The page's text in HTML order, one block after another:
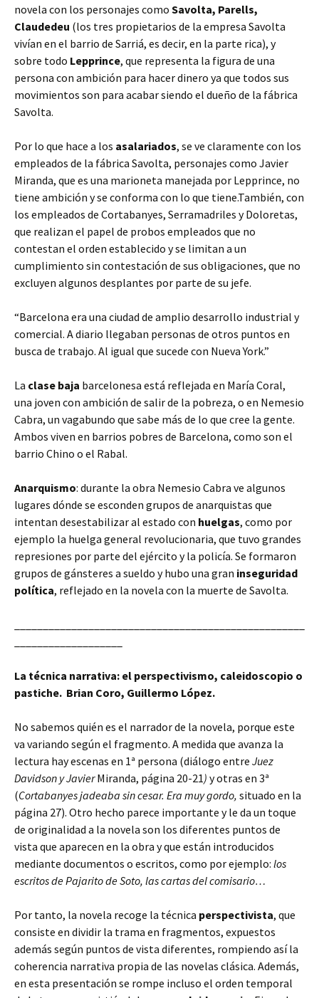
novela con los personajes como Savolta, Parells,
Claudedeu (los tres propietarios de la empresa Savolta
vivían en el barrio de Sarriá, es decir, en la parte rica), y
sobre todo Lepprince, que representa la figura de una
persona con ambición para hacer dinero ya que todos sus
movimientos son para acabar siendo el dueño de la fábrica
Savolta.
Por lo que hace a los asalariados, se ve claramente con los
empleados de la fábrica Savolta, personajes como Javier
Miranda, que es una marioneta manejada por Lepprince, no
tiene ambición y se conforma con lo que tiene.También, con
los empleados de Cortabanyes, Serramadriles y Doloretas,
que realizan el papel de probos empleados que no
contestan el orden establecido y se limitan a un
cumplimiento sin contestación de sus obligaciones, que no
excluyen algunos desplantes por parte de su jefe.
“Barcelona era una ciudad de amplio desarrollo industrial y
comercial. A diario llegaban personas de otros puntos en
busca de trabajo. Al igual que sucede con Nueva York.”
La clase baja barcelonesa está reflejada en María Coral,
una joven con ambición de salir de la pobreza, o en Nemesio
Cabra, un vagabundo que sabe más de lo que cree la gente.
Ambos viven en barrios pobres de Barcelona, como son el
barrio Chino o el Rabal.
Anarquismo: durante la obra Nemesio Cabra ve algunos
lugares dónde se esconden grupos de anarquistas que
intentan desestabilizar al estado con huelgas, como por
ejemplo la huelga general revolucionaria, que tuvo grandes
represiones por parte del ejército y la policía. Se formaron
grupos de gánsteres a sueldo y hubo una gran inseguridad
política, reflejado en la novela con la muerte de Savolta.
La técnica narrativa: el perspectivismo, caleidoscopio o
pastiche. Brian Coro, Guillermo López.
No sabemos quién es el narrador de la novela, porque este
va variando según el fragmento. A medida que avanza la
lectura hay escenas en 1ª persona (diálogo entre Juez
Davidson y JavierMiranda, página 20-21) y otras en 3ª
(Cortabanyes jadeaba sin cesar. Era muy gordo, situado en la
página 27). Otro hecho parece importante y le da un toque
de originalidad a la novela son los diferentes puntos de
vista que aparecen en la obra y que están introducidos
mediante documentos o escritos, como por ejemplo: los
escritos de Pajarito de Soto, las cartas del comisario…
Por tanto, la novela recoge la técnica perspectivista, que
consiste en dividir la trama en fragmentos, expuestos
además según puntos de vista diferentes, rompiendo así la
coherencia narrativa propia de las novelas clásica. Además,
en esta presentación se rompe incluso el orden temporal